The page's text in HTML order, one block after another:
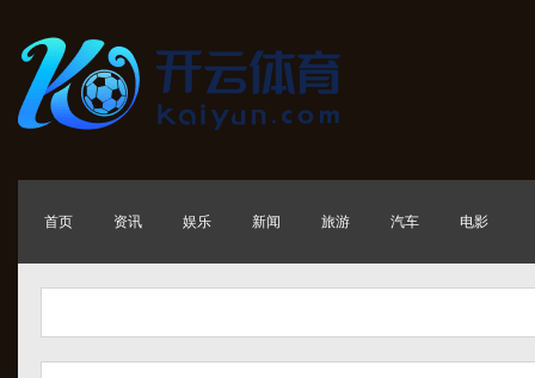
首页 资讯 娱乐 新闻 旅游 汽车 电影